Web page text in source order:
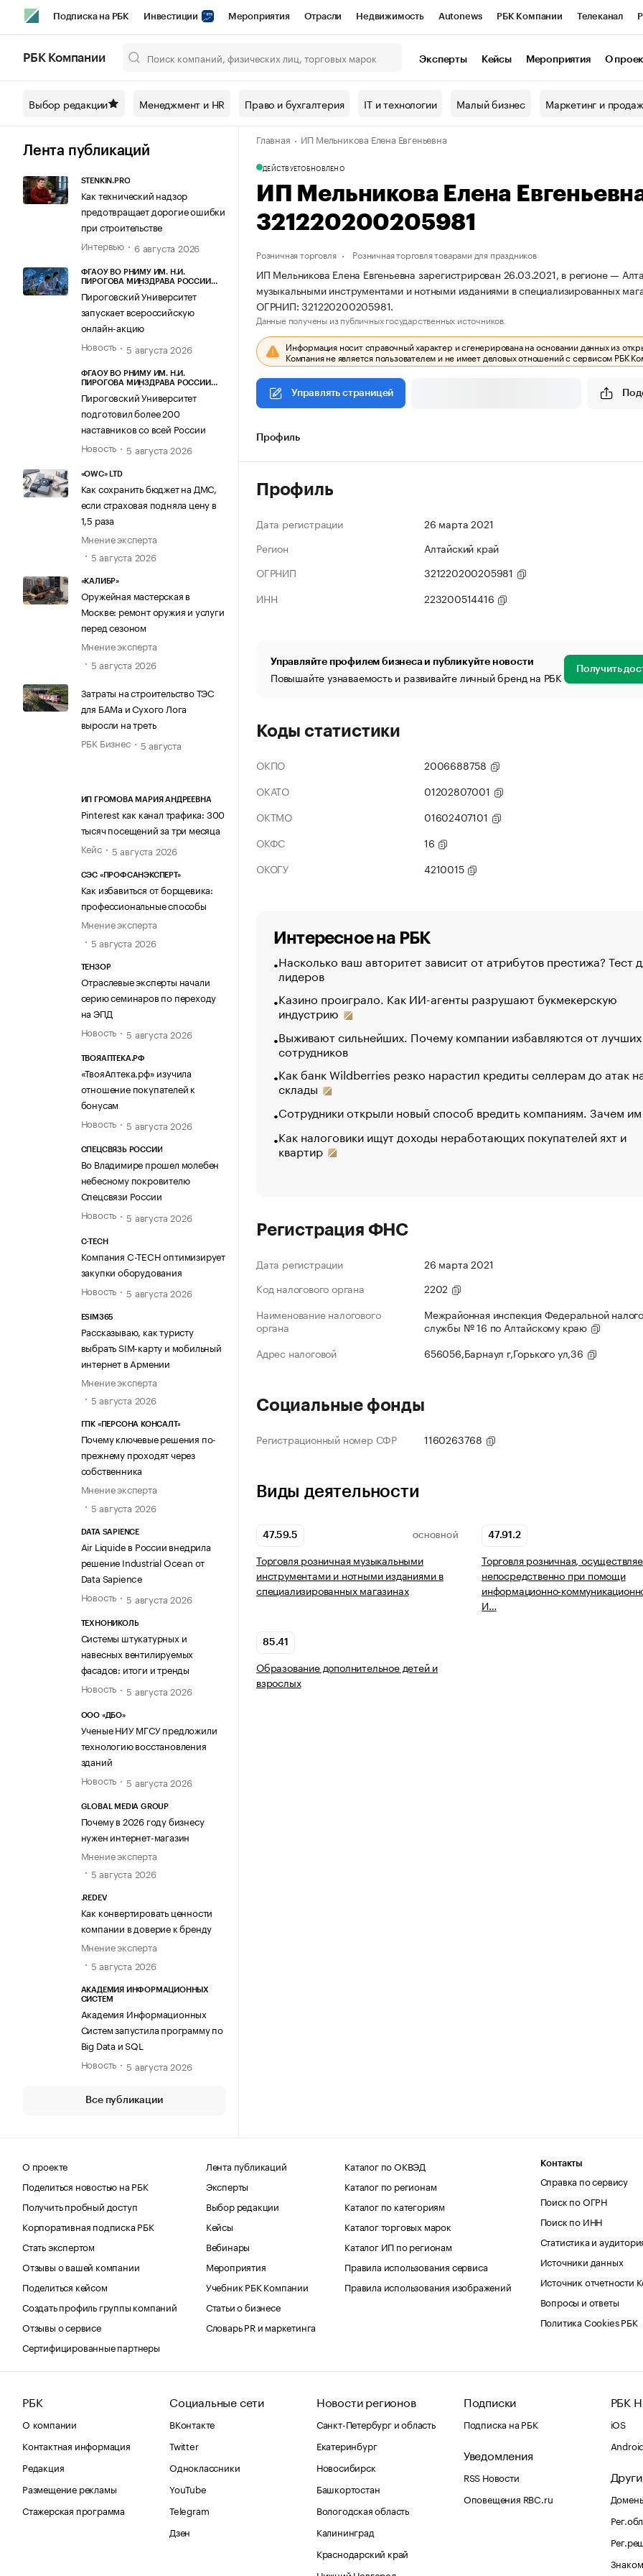
Подписка на РБК Инвестиции Мероприятия Отрасли Недвижимость Autonews РБК Компании Телеканал
Спецпроекты СПб Конференции СПб Спецпроекты Проверка контрагентов
Технологии и медиа Рынок наличной валюты
РБК Компании Эксперты Кейсы Мероприятия О
Выбор редакции Менеджмент и HR Право и бухгалтерия IT и технологии Малый бизнес Маркетинг и
Лента публикаций
STENKIN.PRO
Как технический надзор
предотвращает дорогие ошибки
при строительстве
Интервью
6 августа 2026
ФГАОУ ВО РНИМУ ИМ. Н.И.
ПИРОГОВА МИНЗДРАВА РОССИИ
Пироговский Университет
запускает всероссийскую
онлайн-акцию
Новость
5 августа 2026
ФГАОУ ВО РНИМУ ИМ. Н.И.
ПИРОГОВА МИНЗДРАВА РОССИИ
Пироговский Университет
подготовил более 200
наставников со всей России
Новость
5 августа 2026
«OWC» LTD
Как сохранить бюджет на ДМС,
если страховая подняла цену в
1,5 раза
Мнение эксперта
5 августа 2026
«КАЛИБР»
Оружейная мастерская в
Москве: ремонт оружия и услуги
перед сезоном
Мнение эксперта
5 августа 2026
Затраты на строительство ТЭС
для БАМа и Сухого Лога
выросли на треть
РБК Бизнес
5 августа
ИП ГРОМОВА МАРИЯ АНДРЕЕВНА
Pinterest как канал трафика: 300
тысяч посещений за три месяца
Кейс
5 августа 2026
СЭС «ПРОФСАНЭКСПЕРТ»
Как избавиться от борщевика:
профессиональные способы
Мнение эксперта
5 августа 2026
ТЕНЗОР
Отраслевые эксперты начали
серию семинаров по переходу
на ЭПД
Новость
5 августа 2026
ТВОЯАПТЕКА.РФ
«ТвояАптека.рф» изучила
отношение покупателей к
бонусам
Новость
5 августа 2026
СПЕЦСВЯЗЬ РОССИИ
Во Владимире прошел молебен
небесному покровителю
Спецсвязи России
Новость
5 августа 2026
C-TECH
Компания C-TECH оптимизирует
закупки оборудования
Новость
5 августа 2026
ESIM365
Рассказываю, как туристу
выбрать SIM-карту и мобильный
интернет в Армении
Мнение эксперта
5 августа 2026
ГПК «ПЕРСОНА КОНСАЛТ»
Почему ключевые решения по-
прежнему проходят через
собственника
Мнение эксперта
5 августа 2026
DATA SAPIENCE
Air Liquide в России внедрила
решение Industrial Ocean от
Data Sapience
Новость
5 августа 2026
ТЕХНОНИКОЛЬ
Системы штукатурных и
навесных вентилируемых
фасадов: итоги и тренды
Новость
5 августа 2026
ООО «ДБО»
Ученые НИУ МГСУ предложили
технологию восстановления
зданий
Новость
5 августа 2026
GLOBAL MEDIA GROUP
Почему в 2026 году бизнесу
нужен интернет-магазин
Мнение эксперта
5 августа 2026
.REDEV
Как конвертировать ценности
компании в доверие к бренду
Мнение эксперта
5 августа 2026
АКАДЕМИЯ ИНФОРМАЦИОННЫХ
СИСТЕМ
Академия Информационных
Систем запустила программу по
Big Data и SQL
Новость
5 августа 2026
Все публикации
Главная ИП Мельникова Елена Евгеньевна
ДЕЙСТВУЕТОБНОВЛЕНО
ИП Мельникова Елена
321220200205981
Розничная торговля Розничная торговля товарами для праздников
ИП Мельникова Елена Евгеньевна зарегистрирован 26.03.2021, в регионе —
музыкальными инструментами и нотными изданиями в специализированных
ОГРНИП: 321220200205981.
Данные получены из публичных государственных источников.
Информация носит справочный характер и сгенерирована на основании данных из
Компания не является пользователем и не имеет деловых отношений с сервисом РБК
Управлять страницей
Профиль
Профиль
Дата регистрации
26 марта 2021
Регион
Алтайский край
ОГРНИП
321220200205981
ИНН
223200514416
Управляйте профилем бизнеса и публикуйте новости
Повышайте узнаваемость и развивайте личный бренд на РБК Получить
Коды статистики
ОКПО
2006688758
ОКАТО
01202807001
ОКТМО
01602407101
ОКФС
16
ОКОГУ
4210015
Интересное на РБК
Насколько ваш авторитет зависит от атрибутов престижа? Тест
лидеров
Казино проиграло. Как ИИ-агенты разрушают букмекерскую
индустрию
Выживают сильнейших. Почему компании избавляются от лучших
сотрудников
Как банк Wildberries резко нарастил кредиты селлерам до атак
склады
Сотрудники открыли новый способ вредить компаниям. Зачем
Как налоговики ищут доходы неработающих покупателей яхт и
квартир
Регистрация ФНС
Дата регистрации
26 марта 2021
Код налогового органа
2202
Наименование налогового
органа
Межрайонная инспекция Федеральной
службы № 16 по Алтайскому краю
Адрес налоговой
656056,Барнаул г,Горького ул,36
Социальные фонды
Регистрационный номер СФР 1160263768
Виды деятельности
47.59.5 ОСНОВНОЙ
Торговля розничная музыкальными
инструментами и нотными изданиями в
специализированных магазинах
47.91.2
Торговля розничная,
непосредственно при помощи
информационно-
И…
85.41
Образование дополнительное детей и
взрослых
О проекте
Поделиться новостью на РБК
Получить пробный доступ
Корпоративная подписка РБК
Стать экспертом
Отзывы о вашей компании
Поделиться кейсом
Создать профиль группы компаний
Отзывы о сервисе
Сертифицированные партнеры
Лента публикаций
Эксперты
Выбор редакции
Кейсы
Вебинары
Мероприятия
Учебник РБК Компании
Статьи о бизнесе
Словарь PR и маркетинга
Каталог по ОКВЭД
Каталог по регионам
Каталог по категориям
Каталог торговых марок
Каталог ИП по регионам
Правила использования сервиса
Правила использования изображений
Контакты
Справка по сервису
Поиск по ОГРН
Поиск по ИНН
Статистика и
Источники данных
Источник отчетности
Вопросы и ответы
Политика Cookies РБК
РБК
О компании
Контактная информация
Редакция
Размещение рекламы
Стажерская программа
Социальные сети
ВКонтакте
Twitter
Одноклассники
YouTube
Telegram
Дзен
Новости регионов
Санкт-Петербург и область
Екатеринбург
Новосибирск
Башкортостан
Вологодская область
Калининград
Краснодарский край
Подписки
Подписка на РБК
Уведомления
RSS Новости
Оповещения RBC.ru
РБК
iOS